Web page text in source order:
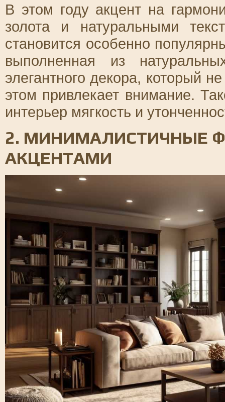
В этом году акцент на
золота и натуральными
становится особенно
выполненная из
элегантного декора, который
этом привлекает внимание.
интерьер мягкость и
2. МИНИМАЛИСТИЧНЫЕ
АКЦЕНТАМИ